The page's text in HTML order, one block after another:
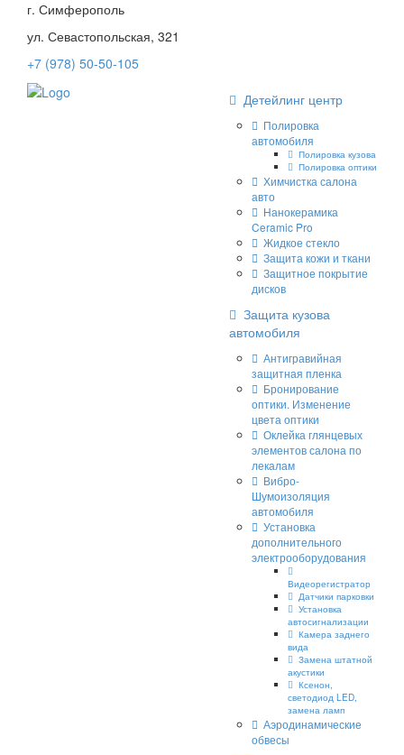
г. Симферополь
ул. Севастопольская, 321
+7 (978) 50-50-105
Детейлинг центр
Полировка
автомобиля
Полировка кузова
Полировка оптики
Химчистка салона
авто
Нанокерамика
Ceramic Pro
Жидкое стекло
Защита кожи и ткани
Защитное покрытие
дисков
Защита кузова
автомобиля
Антигравийная
защитная пленка
Бронирование
оптики. Изменение
цвета оптики
Оклейка глянцевых
элементов салона по
лекалам
Вибро-
Шумоизоляция
автомобиля
Установка
дополнительного
электрооборудования
Видеорегистратор
Датчики парковки
Установка
автосигнализации
Камера заднего
вида
Замена штатной
акустики
Ксенон,
светодиод LED,
замена ламп
Аэродинамические
обвесы